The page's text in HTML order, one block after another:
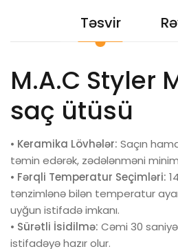
Təsvir
M.A.C Styler
saç ütüsü
• Keramika Lövhələr: Saçın
təmin edərək, zədələnməni
• Fərqli Temperatur Seçimləri:
tənzimlənə bilən temperatur
uyğun istifadə imkanı.
• Sürətli İsidilmə: Cəmi 30
istifadəyə hazır olur.